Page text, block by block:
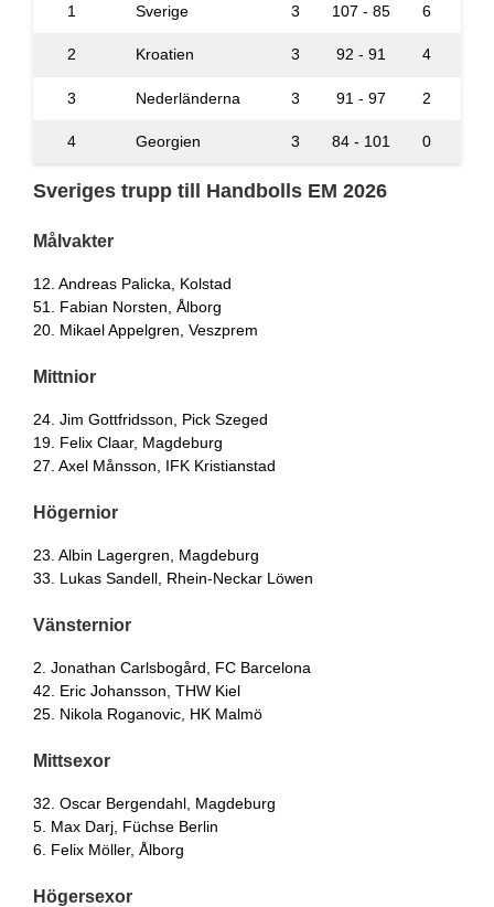
1 Sverige 3 107 - 85 6
2 Kroatien 3 92 - 91 4
3 Nederländerna 3 91 - 97 2
4 Georgien 3 84 - 101 0
Sveriges trupp till Handbolls EM 2026
Målvakter
12. Andreas Palicka, Kolstad
51. Fabian Norsten, Ålborg
20. Mikael Appelgren, Veszprem
Mittnior
24. Jim Gottfridsson, Pick Szeged
19. Felix Claar, Magdeburg
27. Axel Månsson, IFK Kristianstad
Högernior
23. Albin Lagergren, Magdeburg
33. Lukas Sandell, Rhein-Neckar Löwen
Vänsternior
2. Jonathan Carlsbogård, FC Barcelona
42. Eric Johansson, THW Kiel
25. Nikola Roganovic, HK Malmö
Mittsexor
32. Oscar Bergendahl, Magdeburg
5. Max Darj, Füchse Berlin
6. Felix Möller, Ålborg
Högersexor